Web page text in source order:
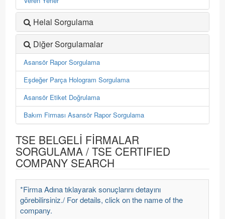
Helal Sorgulama
Diğer Sorgulamalar
Asansör Rapor Sorgulama
Eşdeğer Parça Hologram Sorgulama
Asansör Etiket Doğrulama
Bakım Firması Asansör Rapor Sorgulama
TSE BELGELİ FİRMALAR
SORGULAMA / TSE CERTIFIED
COMPANY SEARCH
*Firma Adına tıklayarak sonuçlarını detayını
görebilirsiniz./ For details, click on the name of the
company.